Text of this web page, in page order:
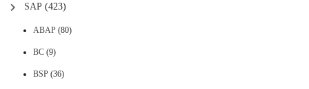
SAP (423)
ABAP (80)
BC (9)
BSP (36)